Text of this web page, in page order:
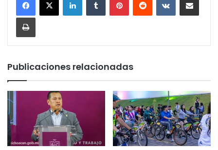
Imprimir
Publicaciones relacionadas